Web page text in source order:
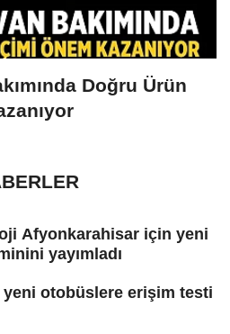
Doğru Ürün
Afyonkarahisar için yeni
yayımladı
otobüslere erişim testi